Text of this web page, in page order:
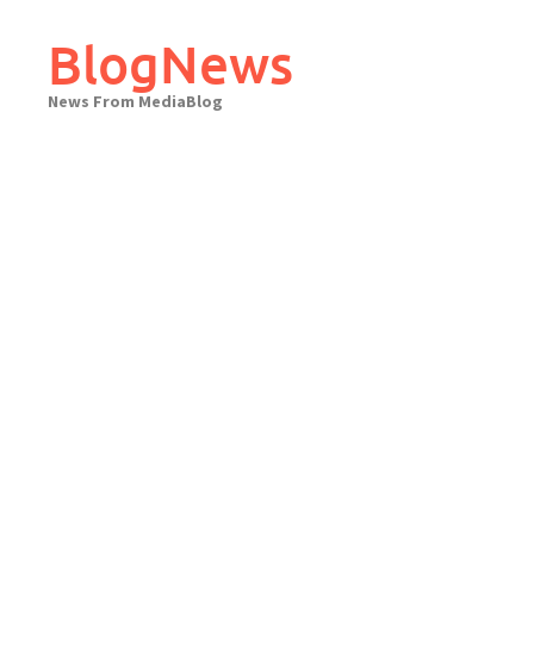
contentBlogNews
News From MediaBlog